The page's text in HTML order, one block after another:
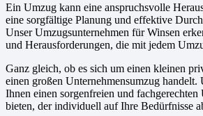
Ein Umzug kann eine anspruchsvolle
eine sorgfältige Planung und effektive
Unser Umzugsunternehmen für Winsen
und Herausforderungen, die mit jedem
Ganz gleich, ob es sich um einen kleinen
einen großen Unternehmensumzug handelt.
Ihnen einen sorgenfreien und fachgerechten
bieten, der individuell auf Ihre Bedürfnisse